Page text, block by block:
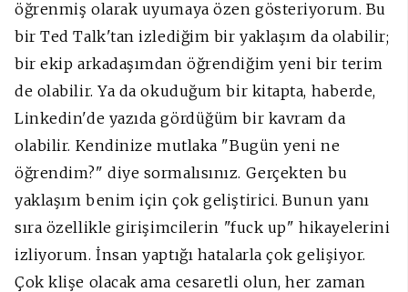
öğrenmiş olarak uyumaya özen gösteriyorum. Bu
bir Ted Talk'tan izlediğim bir yaklaşım da olabilir;
bir ekip arkadaşımdan öğrendiğim yeni bir terim
de olabilir. Ya da okuduğum bir kitapta, haberde,
Linkedin'de yazıda gördüğüm bir kavram da
olabilir. Kendinize mutlaka "Bugün yeni ne
öğrendim?" diye sormalısınız. Gerçekten bu
yaklaşım benim için çok geliştirici. Bunun yanı
sıra özellikle girişimcilerin "fuck up" hikayelerini
izliyorum. İnsan yaptığı hatalarla çok gelişiyor.
Çok klişe olacak ama cesaretli olun, her zaman